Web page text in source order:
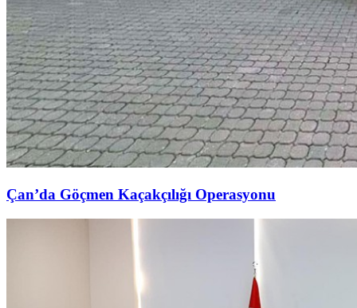
Çan’da Göçmen Kaçakçılığı Operasyonu